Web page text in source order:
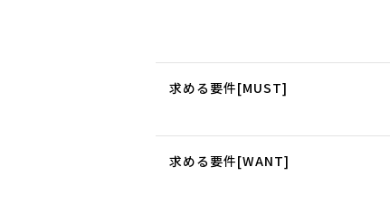
求める要件[MUST]
求める要件[WANT]